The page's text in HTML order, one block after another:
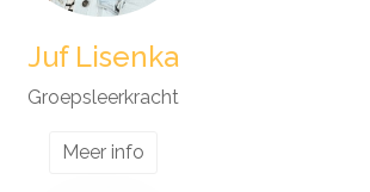
Juf Lisenka
Groepsleerkracht
Meer info